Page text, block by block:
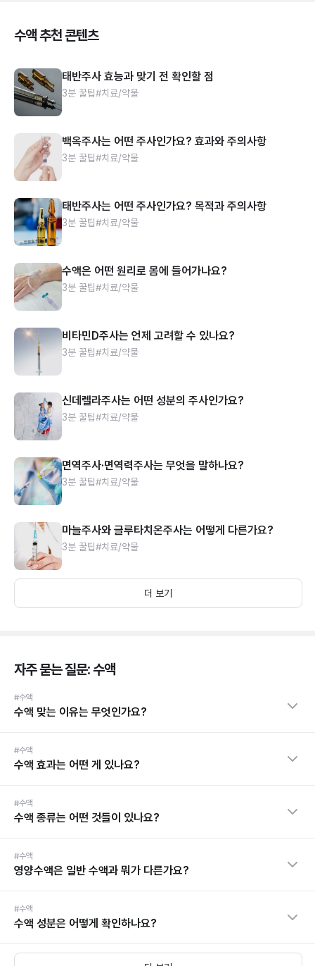
수액 추천 콘텐츠
태반주사 효능과 맞기 전 확인할 점
3분 꿀팁#치료/약물
백옥주사는 어떤 주사인가요? 효과와 주의사항
3분 꿀팁#치료/약물
태반주사는 어떤 주사인가요? 목적과 주의사항
3분 꿀팁#치료/약물
수액은 어떤 원리로 몸에 들어가나요?
3분 꿀팁#치료/약물
비타민D주사는 언제 고려할 수 있나요?
3분 꿀팁#치료/약물
신데렐라주사는 어떤 성분의 주사인가요?
3분 꿀팁#치료/약물
면역주사·면역력주사는 무엇을 말하나요?
3분 꿀팁#치료/약물
마늘주사와 글루타치온주사는 어떻게 다른가요?
3분 꿀팁#치료/약물
더 보기
자주 묻는 질문: 수액
#수액
수액 맞는 이유는 무엇인가요?
#수액
수액 효과는 어떤 게 있나요?
#수액
수액 종류는 어떤 것들이 있나요?
#수액
영양수액은 일반 수액과 뭐가 다른가요?
#수액
수액 성분은 어떻게 확인하나요?